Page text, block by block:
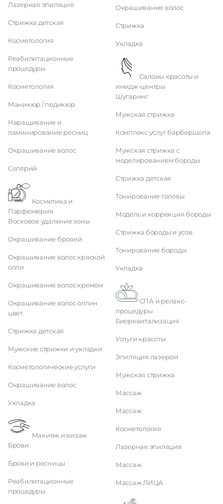
Лазерная эпиляция
Стрижка детская
Косметология
Реабилитационные
процедуры
Косметология
Маникюр / педикюр
Наращивание и
ламинирование ресниц
Окрашивание волос
Солярий
Парфюмерия
Восковое удаление зоны
Окрашивание бровей
Окрашивание волос краской
олли
Окрашивание волос кремом
Окрашивание волос оллин
цвет
Стрижка детская
Мужские стрижки и укладки
Косметологические услуги
Окрашивание волос
Укладка
Макияж и визаж
Брови
Брови и ресницы
Реабилитационные
процедуры
Окрашивание волос
Стрижка
Укладка
имидж-центры
Шугаринг
Мужская стрижка
Комплекс услуг барбершопа
Мужская стрижка с
моделированием бороды
Стрижка детская
Тонирование головы
Модель и коррекция бороды
Стрижка бороды и усов
Тонирование бороды
Укладка
процедуры
Биоревитализация
Услуги красоты
Эпиляция лазером
Мужская стрижка
Массаж
Массаж
Косметология
Лазерная эпиляция
Массаж
Массаж ЛИЦА